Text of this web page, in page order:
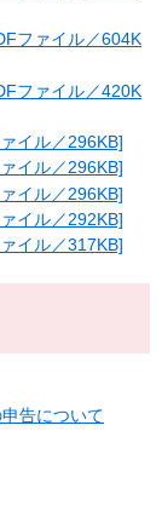
ファイル／604K
ファイル／420K
イル／296KB]
イル／296KB]
イル／296KB]
イル／292KB]
イル／317KB]
告について